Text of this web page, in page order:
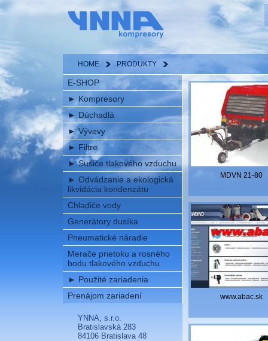
HOME PRODUKTY
E-SHOP
► Kompresory
► Dúchadlá
►Vývevy
► Filtre
►Sušiče tlakového vzduchu
► Odvádzanie a ekologická
likvidácia kondenzátu
Chladiče vody
Generátory dusíka
Pneumatické náradie
Merače prietoku a rosného
bodu tlakového vzduchu
► Použité zariadenia
Prenájom zariadení
YNNA, s.r.o.
Bratislavská 283
84106 Bratislava 48
MDVN 21-80
www.abac.sk